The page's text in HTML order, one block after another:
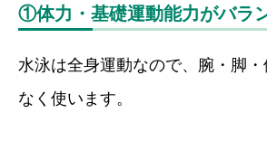
①体力・基礎運動能力がバラ
水泳は全身運動なので、腕・脚
なく使います。